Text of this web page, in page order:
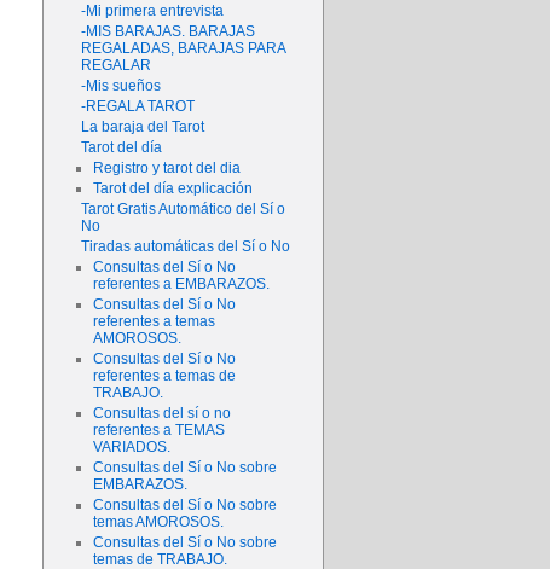
-Mi primera entrevista
-MIS BARAJAS. BARAJAS
REGALADAS, BARAJAS PARA
REGALAR
-Mis sueños
-REGALA TAROT
La baraja del Tarot
Tarot del día
Registro y tarot del dia
Tarot del día explicación
Tarot Gratis Automático del Sí o
No
Tiradas automáticas del Sí o No
Consultas del Sí o No
referentes a EMBARAZOS.
Consultas del Sí o No
referentes a temas
AMOROSOS.
Consultas del Sí o No
referentes a temas de
TRABAJO.
Consultas del sí o no
referentes a TEMAS
VARIADOS.
Consultas del Sí o No sobre
EMBARAZOS.
Consultas del Sí o No sobre
temas AMOROSOS.
Consultas del Sí o No sobre
temas de TRABAJO.